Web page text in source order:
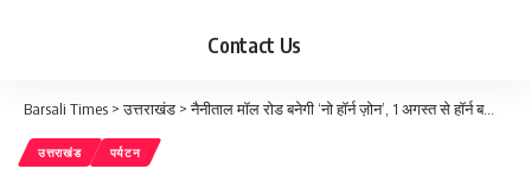
Contact Us
Barsali Times >उत्तराखंड >नैनीताल मॉल रोड बनेगी ‘नो हॉर्न ज़ोन’, 1 अगस्त से हॉर्न बजाने पर रहेगा पूर्ण प्रतिबंध
उत्तराखंड पर्यटन